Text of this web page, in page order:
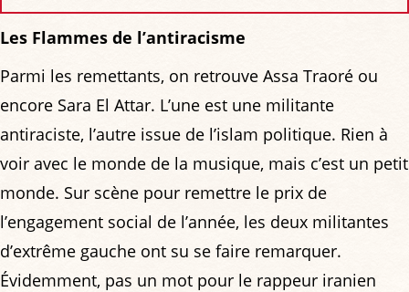
Les Flammes de l’antiracisme
Parmi les remettants, on retrouve Assa Traoré ou
encore Sara El Attar. L’une est une militante
antiraciste, l’autre issue de l’islam politique. Rien à
voir avec le monde de la musique, mais c’est un petit
monde. Sur scène pour remettre le prix de
l’engagement social de l’année, les deux militantes
d’extrême gauche ont su se faire remarquer.
Évidemment, pas un mot pour le rappeur iranien